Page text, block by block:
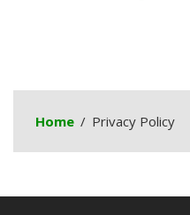
Home Privacy Policy